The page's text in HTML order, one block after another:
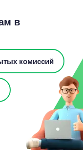
в
комиссий